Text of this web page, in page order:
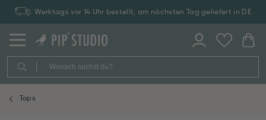
Werktags vor 14 Uhr bestellt, am nächsten Tag geliefert in DE
Tops